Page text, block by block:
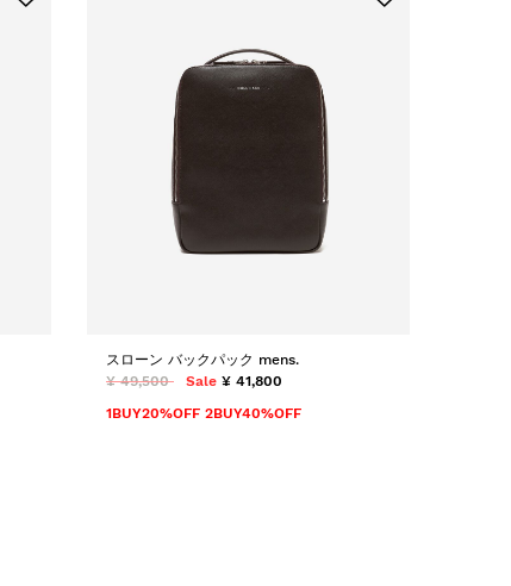
スローン バックパック mens.
¥ 49,500
Sale ¥ 41,800
1BUY20%OFF 2BUY40%OFF